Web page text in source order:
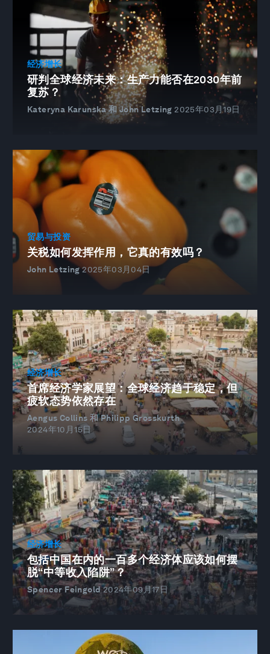
经济增长
研判全球经济未来：生产力能否在2030年前
复苏？
Kateryna Karunska 和 John Letzing 2025年03月19日
贸易与投资
关税如何发挥作用，它真的有效吗？
John Letzing 2025年03月04日
经济增长
首席经济学家展望：全球经济趋于稳定，但
疲软态势依然存在
Aengus Collins 和 Philipp Grosskurth
2024年10月15日
经济增长
包括中国在内的一百多个经济体应该如何摆
脱“中等收入陷阱”？
Spencer Feingold 2024年09月17日